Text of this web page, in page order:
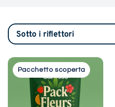
Pacchetto scoperta